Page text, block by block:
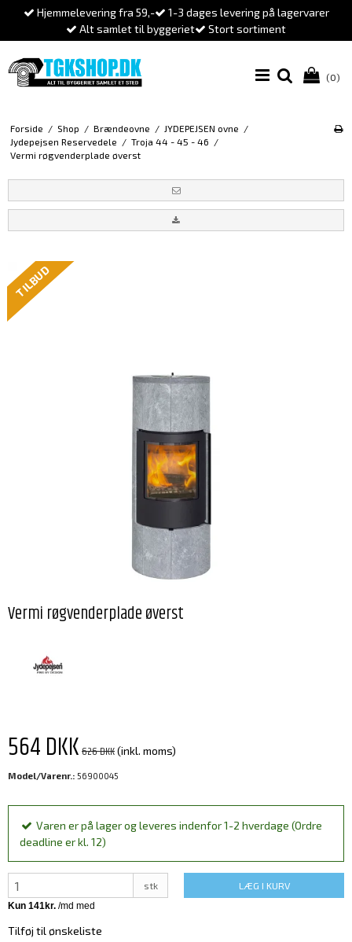
Hjemmelevering fra 59,-
1-3 dages levering på lagervarer
Alt samlet til byggeriet
Stort sortiment
(0)
Forside / Shop / Brændeovne / JYDEPEJSEN ovne /
Jydepejsen Reservedele / Troja 44 - 45 - 46 /
Vermi røgvenderplade øverst
TILBUD
Vermi røgvenderplade øverst
564 DKK626 DKK(inkl. moms)
Model/Varenr.: 56900045
Varen er på lager og leveres indenfor 1-2 hverdage (Ordre
deadline er kl. 12)
stk LÆG I KURV
Tilføj til ønskeliste